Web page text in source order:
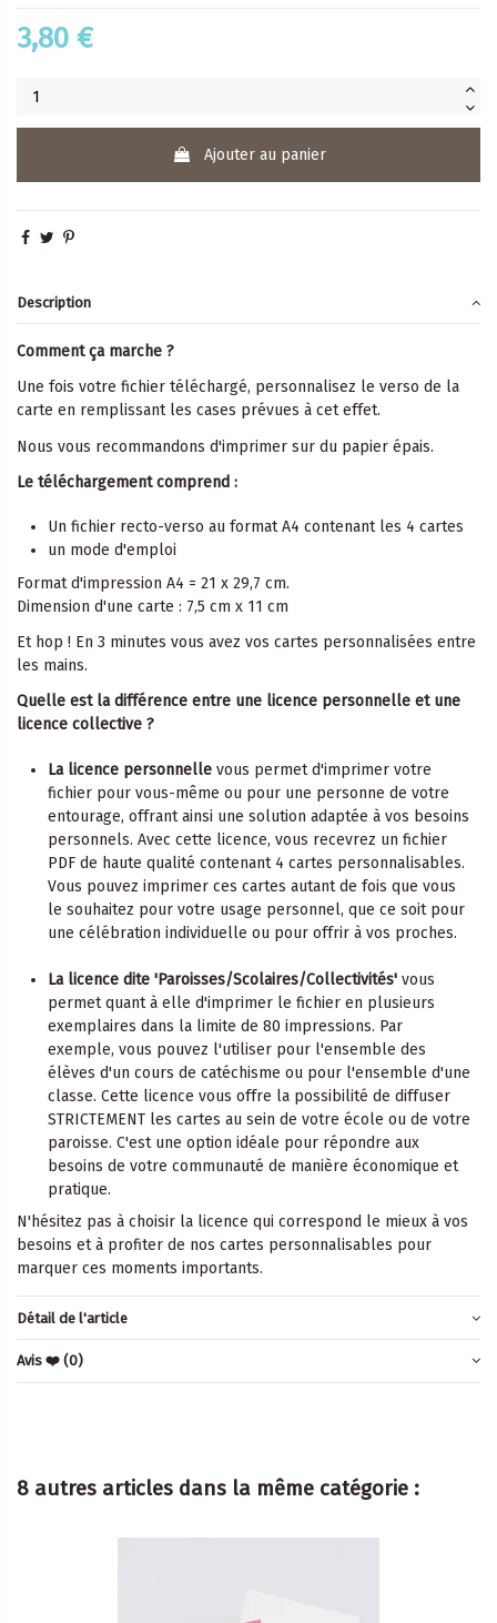
3,80 €
Ajouter au panier
Description
Comment ça marche ?
Une fois votre fichier téléchargé, personnalisez le verso de la
carte en remplissant les cases prévues à cet effet.
Nous vous recommandons d'imprimer sur du papier épais.
Le téléchargement comprend :
Un fichier recto-verso au format A4 contenant les 4 cartes
un mode d'emploi
Format d'impression A4 = 21 x 29,7 cm.
Dimension d'une carte : 7,5 cm x 11 cm
Et hop ! En 3 minutes vous avez vos cartes personnalisées entre
les mains.
Quelle est la différence entre une licence personnelle et une
licence collective ?
La licence personnelle vous permet d'imprimer votre
fichier pour vous-même ou pour une personne de votre
entourage, offrant ainsi une solution adaptée à vos besoins
personnels. Avec cette licence, vous recevrez un fichier
PDF de haute qualité contenant 4 cartes personnalisables.
Vous pouvez imprimer ces cartes autant de fois que vous
le souhaitez pour votre usage personnel, que ce soit pour
une célébration individuelle ou pour offrir à vos proches.
La licence dite 'Paroisses/Scolaires/Collectivités' vous
permet quant à elle d'imprimer le fichier en plusieurs
exemplaires dans la limite de 80 impressions. Par
exemple, vous pouvez l'utiliser pour l'ensemble des
élèves d'un cours de catéchisme ou pour l'ensemble d'une
classe. Cette licence vous offre la possibilité de diffuser
STRICTEMENT les cartes au sein de votre école ou de votre
paroisse. C'est une option idéale pour répondre aux
besoins de votre communauté de manière économique et
pratique.
N'hésitez pas à choisir la licence qui correspond le mieux à vos
besoins et à profiter de nos cartes personnalisables pour
marquer ces moments importants.
Détail de l'article
Avis ❤️ (0)
8 autres articles dans la même catégorie :